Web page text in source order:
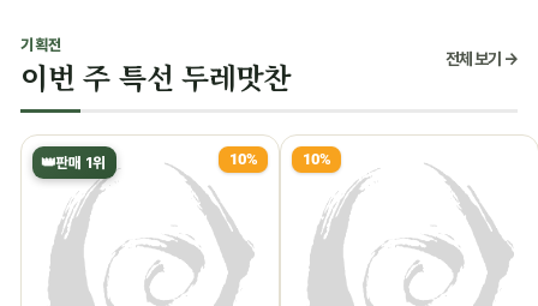
기획전
이번 주 특선 두레맛찬 전체 보기 →
👑판매 1위 10% 10%